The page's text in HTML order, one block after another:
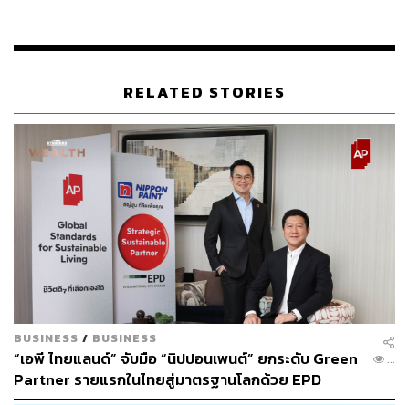
AP พร้อมนำเสนอทาวน์โฮมและบ้านแฝดหลากหลาย
โครงการที่ออกแบบมาเพื่อรองรับไลฟ์สไตล์ที่แตกต่างกัน ไม่
ว่าจะเป็น
Pleno Townทาวน์โฮมที่ออกแบบมาเพื่อครอบครัวเริ่ม
RELATED STORIES
BUSINESS / BUSINESS
“เอพี ไทยแลนด์” จับมือ “นิปปอนเพนต์” ยกระดับ Green
Partner รายแรกในไทยสู่มาตรฐานโลกด้วย EPD
...